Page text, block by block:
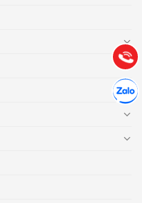
Gọi
(028) 22.166.144
Chát